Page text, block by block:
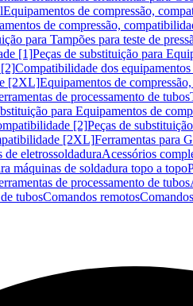
Equipamentos de compressão,
de compressão,
para Tampões para teste de
[1]Peças de substituição para
[2]Compatibilidade dos
[2XL]Equipamentos de
de processamento de tubos
para Equipamentos de
[2]Peças de
[2XL]Ferramentas para
de eletrossoldaduraAcessórios
máquinas de soldadura topo a topo
de processamento de tubos
tubosComandos remotos